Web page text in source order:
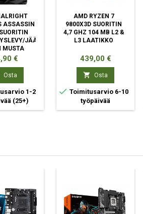
ASSASSIN
JÄÄHDYTIN
MUSTA
€
Osta
1-2
(25+)
AMD RYZEN 7
9800X3D SUORITIN
4,7 GHZ 104 MB L2 &
L3 LAATIKKO
Hinta
439,00 €
 Osta
 Toimitusarvio 6-10
työpäivää